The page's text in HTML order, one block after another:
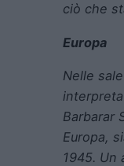
ciò che
Europa
Nelle
Barbarar
Europa,
1945. Un